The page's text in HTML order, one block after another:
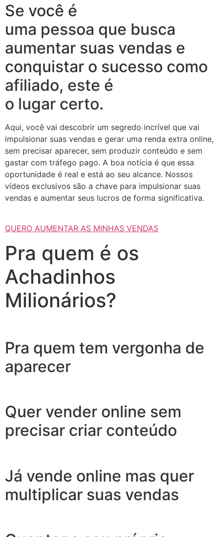
Se você é
uma pessoa que busca
aumentar suas vendas e
conquistar o sucesso como
afiliado, este é
o lugar certo.
Aqui, você vai descobrir um segredo incrível que vai
impulsionar suas vendas e gerar uma renda extra online,
sem precisar aparecer, sem produzir conteúdo e sem
gastar com tráfego pago. A boa notícia é que essa
oportunidade é real e está ao seu alcance. Nossos
vídeos exclusivos são a chave para impulsionar suas
vendas e aumentar seus lucros de forma significativa.
QUERO AUMENTAR AS MINHAS VENDAS
Pra quem é os
Achadinhos
Milionários?
Pra quem tem vergonha de
aparecer
Quer vender online sem
precisar criar conteúdo
Já vende online mas quer
multiplicar suas vendas